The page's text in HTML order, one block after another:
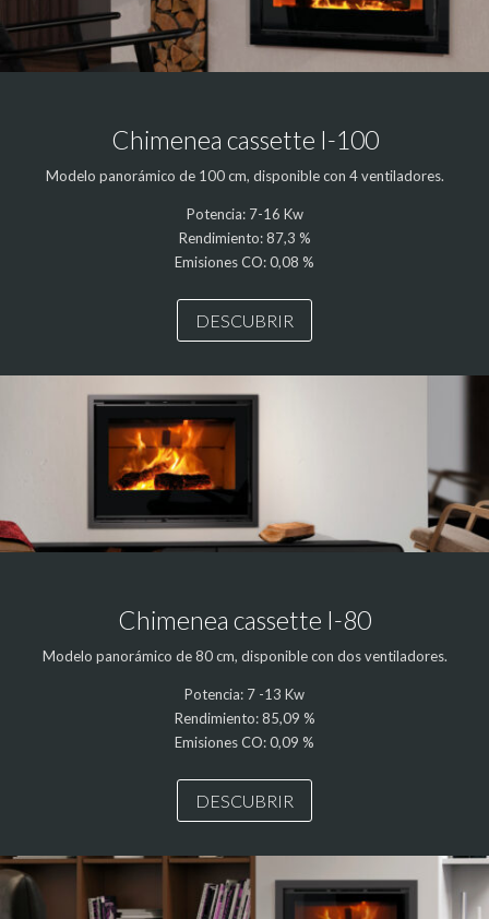
Chimenea cassette I-100
Modelo panorámico de 100 cm, disponible con 4 ventiladores.
Potencia: 7-16 Kw
Rendimiento: 87,3 %
Emisiones CO: 0,08 %
DESCUBRIR
Chimenea cassette I-80
Modelo panorámico de 80 cm, disponible con dos ventiladores.
Potencia: 7 -13 Kw
Rendimiento: 85,09 %
Emisiones CO: 0,09 %
DESCUBRIR